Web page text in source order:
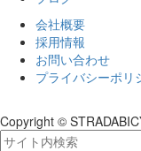
会社概要
採用情報
お問い合わせ
プライバシーポリ
Copyright ©